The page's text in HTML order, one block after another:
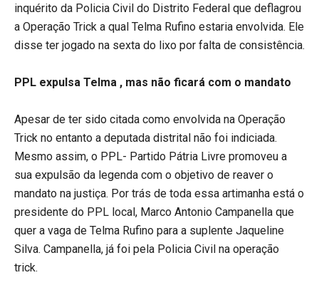
inquérito da Policia Civil do Distrito Federal que deflagrou
a Operação Trick a qual Telma Rufino estaria envolvida. Ele
disse ter jogado na sexta do lixo por falta de consistência.
PPL expulsa Telma , mas não ficará com o mandato
Apesar de ter sido citada como envolvida na Operação
Trick no entanto a deputada distrital não foi indiciada.
Mesmo assim, o PPL- Partido Pátria Livre promoveu a
sua expulsão da legenda com o objetivo de reaver o
mandato na justiça. Por trás de toda essa artimanha está o
presidente do PPL local, Marco Antonio Campanella que
quer a vaga de Telma Rufino para a suplente Jaqueline
Silva. Campanella, já foi pela Policia Civil na operação
trick.